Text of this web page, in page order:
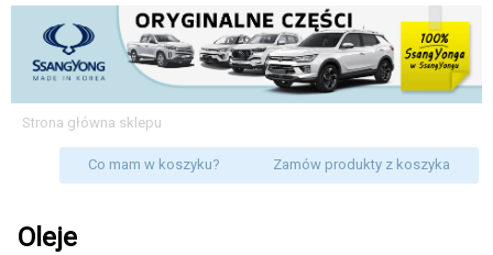
Strona główna sklepu
Co mam w koszyku? Zamów produkty z koszyka
Oleje